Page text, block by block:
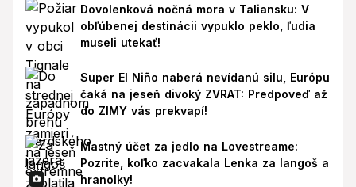
Dovolenková nočná mora v Taliansku: V
obľúbenej destinácii vypuklo peklo, ľudia
museli utekať!
Super El Niño naberá nevídanú silu, Európu
čaká na jeseň divoký ZVRAT: Predpoveď až
do ZIMY vás prekvapí!
Mastný účet za jedlo na Lovestreame:
Pozrite, koľko zacvakala Lenka za langoš a
hranolky!